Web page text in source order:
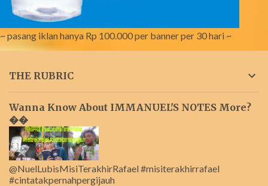
~ pasang iklan hanya Rp 100.000 per banner per 30 hari ~
THE RUBRIC
Wanna Know About IMMANUEL'S NOTES More?
��
@NuelLubisMisiTerakhirRafael #misiterakhirrafael
#cintatakpernahpergijauh